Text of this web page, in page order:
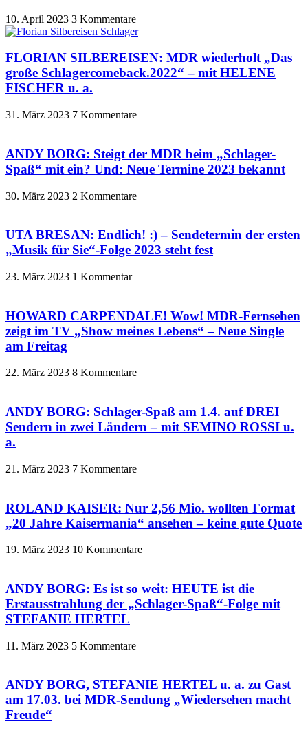
10. April 2023 3 Kommentare
FLORIAN SILBEREISEN: MDR wiederholt „Das
große Schlagercomeback.2022“ – mit HELENE
FISCHER u. a.
31. März 2023 7 Kommentare
ANDY BORG: Steigt der MDR beim „Schlager-
Spaß“ mit ein? Und: Neue Termine 2023 bekannt
30. März 2023 2 Kommentare
UTA BRESAN: Endlich! :) – Sendetermin der ersten
„Musik für Sie“-Folge 2023 steht fest
23. März 2023 1 Kommentar
HOWARD CARPENDALE! Wow! MDR-Fernsehen
zeigt im TV „Show meines Lebens“ – Neue Single
am Freitag
22. März 2023 8 Kommentare
ANDY BORG: Schlager-Spaß am 1.4. auf DREI
Sendern in zwei Ländern – mit SEMINO ROSSI u.
a.
21. März 2023 7 Kommentare
ROLAND KAISER: Nur 2,56 Mio. wollten Format
„20 Jahre Kaisermania“ ansehen – keine gute Quote
19. März 2023 10 Kommentare
ANDY BORG: Es ist so weit: HEUTE ist die
Erstausstrahlung der „Schlager-Spaß“-Folge mit
STEFANIE HERTEL
11. März 2023 5 Kommentare
ANDY BORG, STEFANIE HERTEL u. a. zu Gast
am 17.03. bei MDR-Sendung „Wiedersehen macht
Freude“